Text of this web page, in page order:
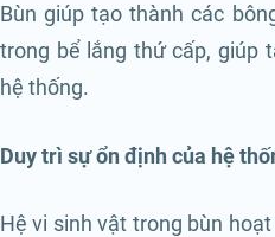
Bùn giúp tạo thành các
trong bể lắng thứ cấp, giúp
hệ thống.
Duy trì sự ổn định của hệ
Hệ vi sinh vật trong bùn